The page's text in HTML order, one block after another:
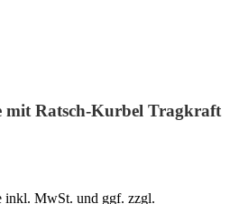
mit Ratsch-Kurbel Tragkraft
MwSt. und ggf. zzgl.